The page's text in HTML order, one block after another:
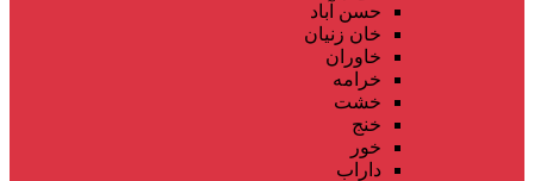
حسن آباد
خان زنیان
خاوران
خرامه
خشت
خنج
خور
داراب